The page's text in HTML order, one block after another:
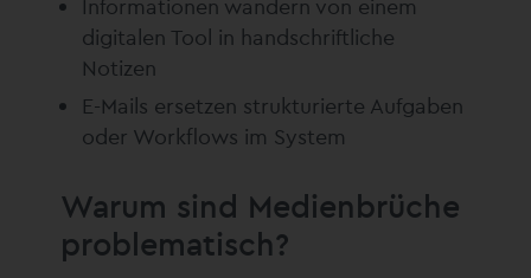
Informationen wandern von einem
digitalen Tool in handschriftliche
Notizen
E-Mails ersetzen strukturierte Aufgaben
oder Workflows im System
Warum sind Medienbrüche
problematisch?